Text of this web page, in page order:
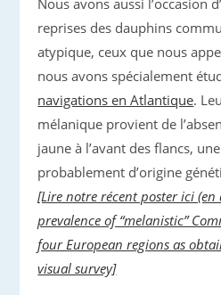
reprises des dauphins
atypique, ceux que nous
nous avons spécialement
navigations en Atlantique.
mélanique provient de
jaune à l’avant des flancs,
probablement d’origine
[Lire notre récent poster ici
prevalence of “melanistic”
four European regions as
visual survey]